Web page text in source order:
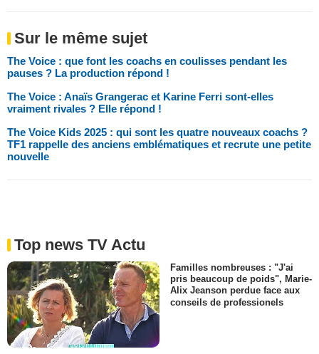
Sur le même sujet
The Voice : que font les coachs en coulisses pendant les
pauses ? La production répond !
The Voice : Anaïs Grangerac et Karine Ferri sont-elles
vraiment rivales ? Elle répond !
The Voice Kids 2025 : qui sont les quatre nouveaux coachs ?
TF1 rappelle des anciens emblématiques et recrute une petite
nouvelle
Top news TV Actu
Familles nombreuses : "J'ai
pris beaucoup de poids", Marie-
Alix Jeanson perdue face aux
conseils de professionels